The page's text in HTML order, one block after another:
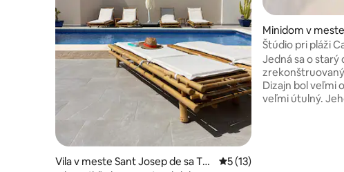
Vila v meste Sant Josep de sa Tal
Priemerné ohodnotenie 5
5 (13)
Minidom v
p de sa Talaia
Štúdio pri pláži
Jedná sa o starý
zrekonštruovaný
Dizajn bol veľmi
veľmi útulný.